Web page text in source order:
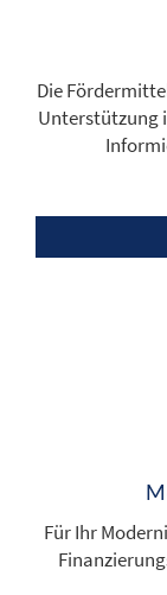
Die
Unterstützung
Für Ihr